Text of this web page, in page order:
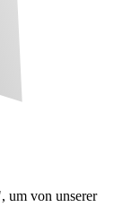
um von unserer